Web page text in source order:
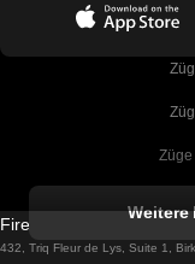
Weitere
Firebird GT Limited (OC
432, Triq Fleur de Lys, Suite 1,